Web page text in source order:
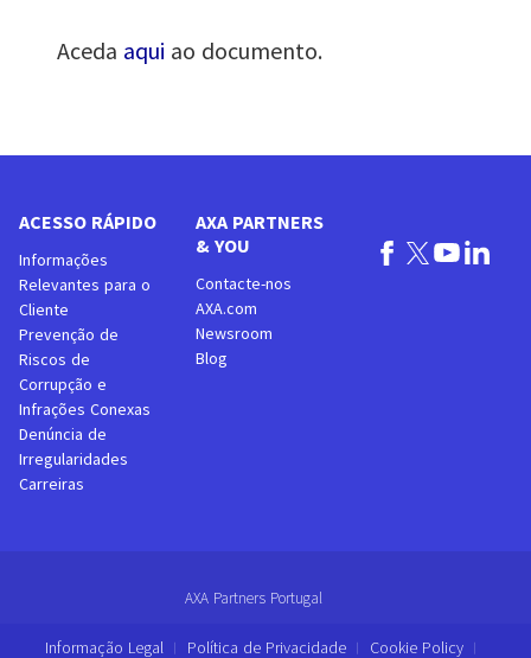
Aceda aqui ao documento.
ACESSO RÁPIDO
Informações
Relevantes para o
Cliente
Prevenção de
Riscos de
Corrupção e
Infrações Conexas
Denúncia de
Irregularidades
Carreiras
AXA PARTNERS
& YOU
Contacte-nos
AXA.com
Newsroom
Blog
AXA Partners Portugal
Informação Legal Política de Privacidade Cookie Policy